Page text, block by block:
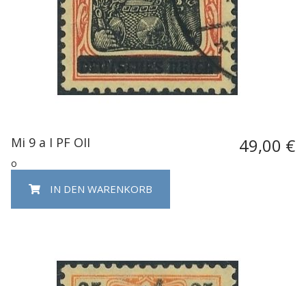
Mi 9 a I PF OII 49,00 €
o
IN DEN WARENKORB